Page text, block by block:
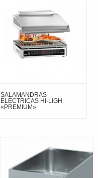
SALAMANDRAS
ELECTRICAS HI-LIGH
«PREMIUM»